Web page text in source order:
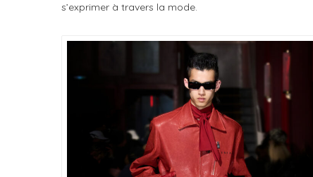
s’exprimer à travers la mode.